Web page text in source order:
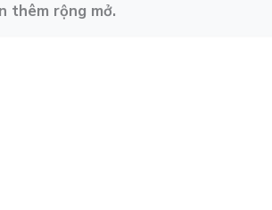
thêm rộng mở.